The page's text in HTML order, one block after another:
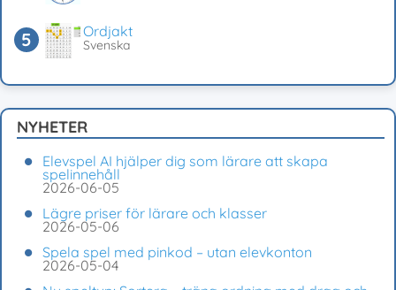
Ordjakt
Svenska
NYHETER
Elevspel AI hjälper dig som lärare att skapa
spelinnehåll
2026-06-05
Lägre priser för lärare och klasser
2026-05-06
Spela spel med pinkod – utan elevkonton
2026-05-04